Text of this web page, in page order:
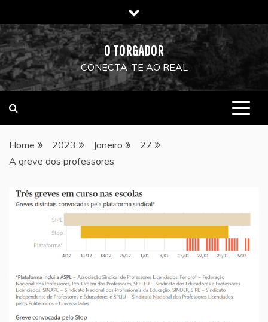
to
content
O TORGADOR
CONECTA-TE AO REAL
Home 2023 Janeiro
27
A greve dos professores